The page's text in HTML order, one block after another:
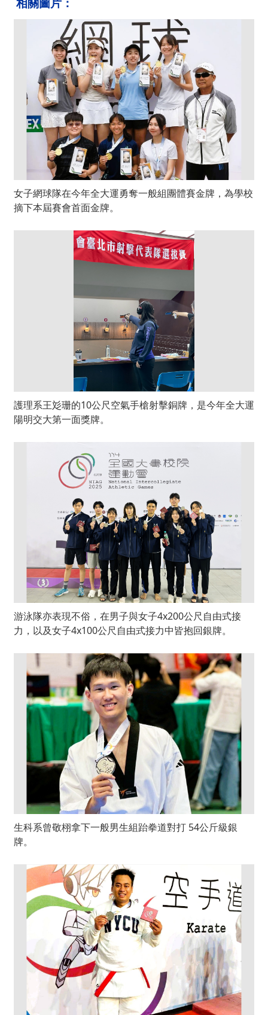
女子網球隊在今年全大運勇奪一般組團體賽金牌，為學校
摘下本屆賽會首面金牌。
護理系王彣珊的10公尺空氣手槍射擊銅牌，是今年全大運
陽明交大第一面獎牌。
游泳隊亦表現不俗，在男子與女子4x200公尺自由式接
力，以及女子4x100公尺自由式接力中皆抱回銀牌。
生科系曾敬栩拿下一般男生組跆拳道對打 54公斤級銀
牌。